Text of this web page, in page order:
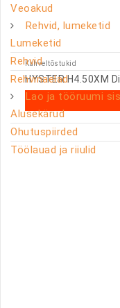
Veoakud
Rehvid, lumeketid
Lumeketid
Rehvid
Rehvinaelad
Lao ja tööruumi
Alusekärud
Ohutuspiirded
Töölauad ja riiulid
Kahveltõstukid
HYSTER H4.50XM